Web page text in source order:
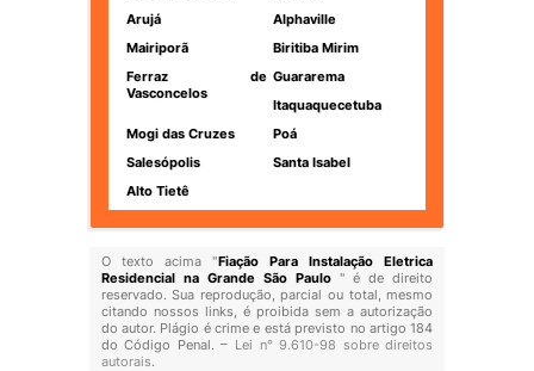
Arujá
Alphaville
Mairiporã
Biritiba Mirim
Ferraz de
Vasconcelos
Guararema
Itaquaquecetuba
Mogi das Cruzes
Poá
Salesópolis
Santa Isabel
Alto Tietê
O texto acima "Fiação Para Instalação Eletrica
Residencial na Grande São Paulo" é de direito
reservado. Sua reprodução, parcial ou total, mesmo
citando nossos links, é proibida sem a autorização
do autor. Plágio é crime e está previsto no artigo 184
do Código Penal. – Lei n° 9.610-98 sobre direitos
autorais.